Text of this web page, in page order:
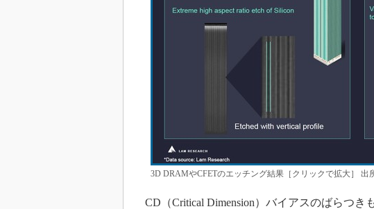
3D DRAMやCFETのエッチング結果［クリックで拡大］ 出
CD（Critical Dimension）バイアスのばらつき